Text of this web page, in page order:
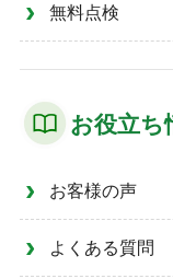
無料点検
お役立ち
お客様の声
よくある質問